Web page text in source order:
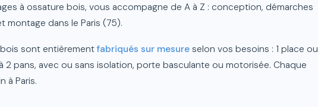
à ossature bois, vous accompagne de A à Z : conception, démarches
montage dans le Paris (75).
sont entièrementfabriqués sur mesure selon vos besoins : 1 place ou
pans, avec ou sans isolation, porte basculante ou motorisée. Chaque
à Paris.